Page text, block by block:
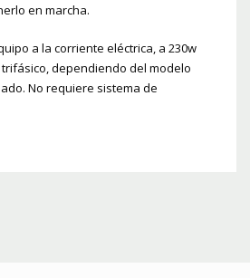
en marcha.
a la corriente eléctrica, a 230w
dependiendo del modelo
No requiere sistema de